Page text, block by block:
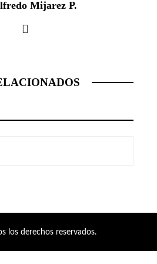
Mijarez P.
los derechos reservados.